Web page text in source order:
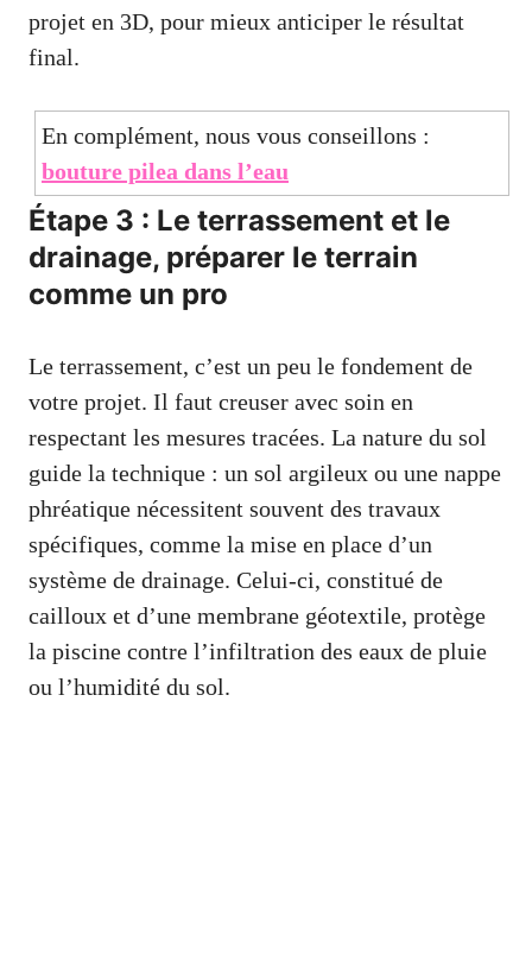
projet en 3D, pour mieux anticiper le résultat
final.
En complément, nous vous conseillons :
bouture pilea dans l’eau
Étape 3 : Le terrassement et le
drainage, préparer le terrain
comme un pro
Le terrassement, c’est un peu le fondement de
votre projet. Il faut creuser avec soin en
respectant les mesures tracées. La nature du sol
guide la technique : un sol argileux ou une nappe
phréatique nécessitent souvent des travaux
spécifiques, comme la mise en place d’un
système de drainage. Celui-ci, constitué de
cailloux et d’une membrane géotextile, protège
la piscine contre l’infiltration des eaux de pluie
ou l’humidité du sol.